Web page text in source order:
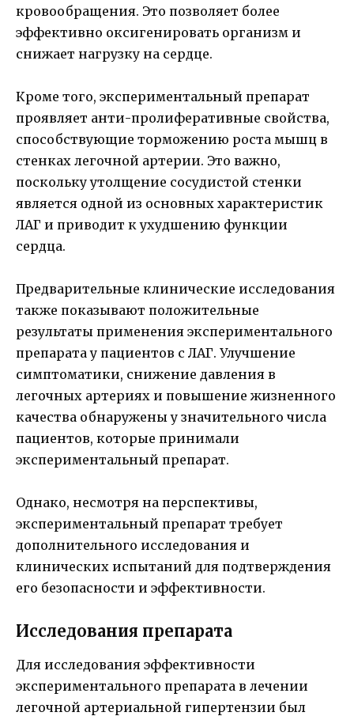
кровообращения. Это позволяет более
эффективно оксигенировать организм и
снижает нагрузку на сердце.
Кроме того, экспериментальный препарат
проявляет анти-пролиферативные свойства,
способствующие торможению роста мышц в
стенках легочной артерии. Это важно,
поскольку утолщение сосудистой стенки
является одной из основных характеристик
ЛАГ и приводит к ухудшению функции
сердца.
Предварительные клинические исследования
также показывают положительные
результаты применения экспериментального
препарата у пациентов с ЛАГ. Улучшение
симптоматики, снижение давления в
легочных артериях и повышение жизненного
качества обнаружены у значительного числа
пациентов, которые принимали
экспериментальный препарат.
Однако, несмотря на перспективы,
экспериментальный препарат требует
дополнительного исследования и
клинических испытаний для подтверждения
его безопасности и эффективности.
Исследования препарата
Для исследования эффективности
экспериментального препарата в лечении
легочной артериальной гипертензии был